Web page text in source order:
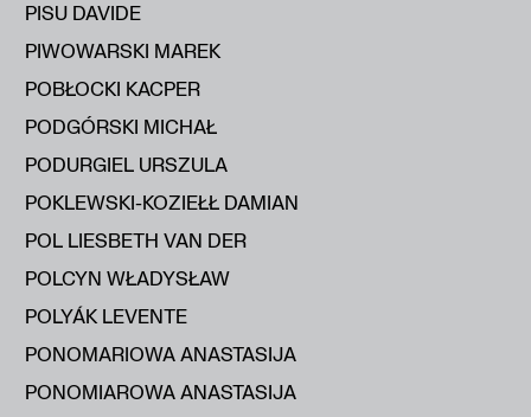
PISU DAVIDE
PIWOWARSKI MAREK
POBŁOCKI KACPER
PODGÓRSKI MICHAŁ
PODURGIEL URSZULA
POKLEWSKI-KOZIEŁŁ DAMIAN
POL LIESBETH VAN DER
POLCYN WŁADYSŁAW
POLYÁK LEVENTE
PONOMARIOWA ANASTASIJA
PONOMIAROWA ANASTASIJA